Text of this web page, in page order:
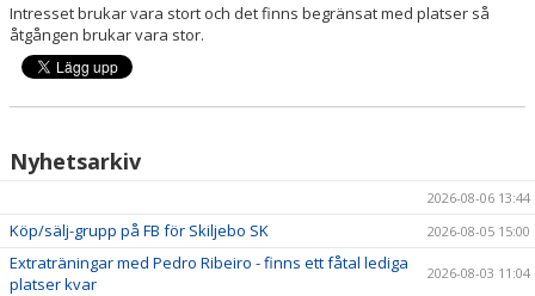
Intresset brukar vara stort och det finns begränsat med platser så
åtgången brukar vara stor.
Nyhetsarkiv
2026-08-06 13:44
Köp/sälj-grupp på FB för Skiljebo SK 2026-08-05 15:00
Extraträningar med Pedro Ribeiro - finns ett fåtal lediga
platser kvar
2026-08-03 11:04